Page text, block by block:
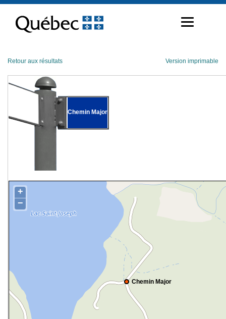
contenu
Retour aux résultats Version imprimable
Chemin Major
Chemin Major
+
−